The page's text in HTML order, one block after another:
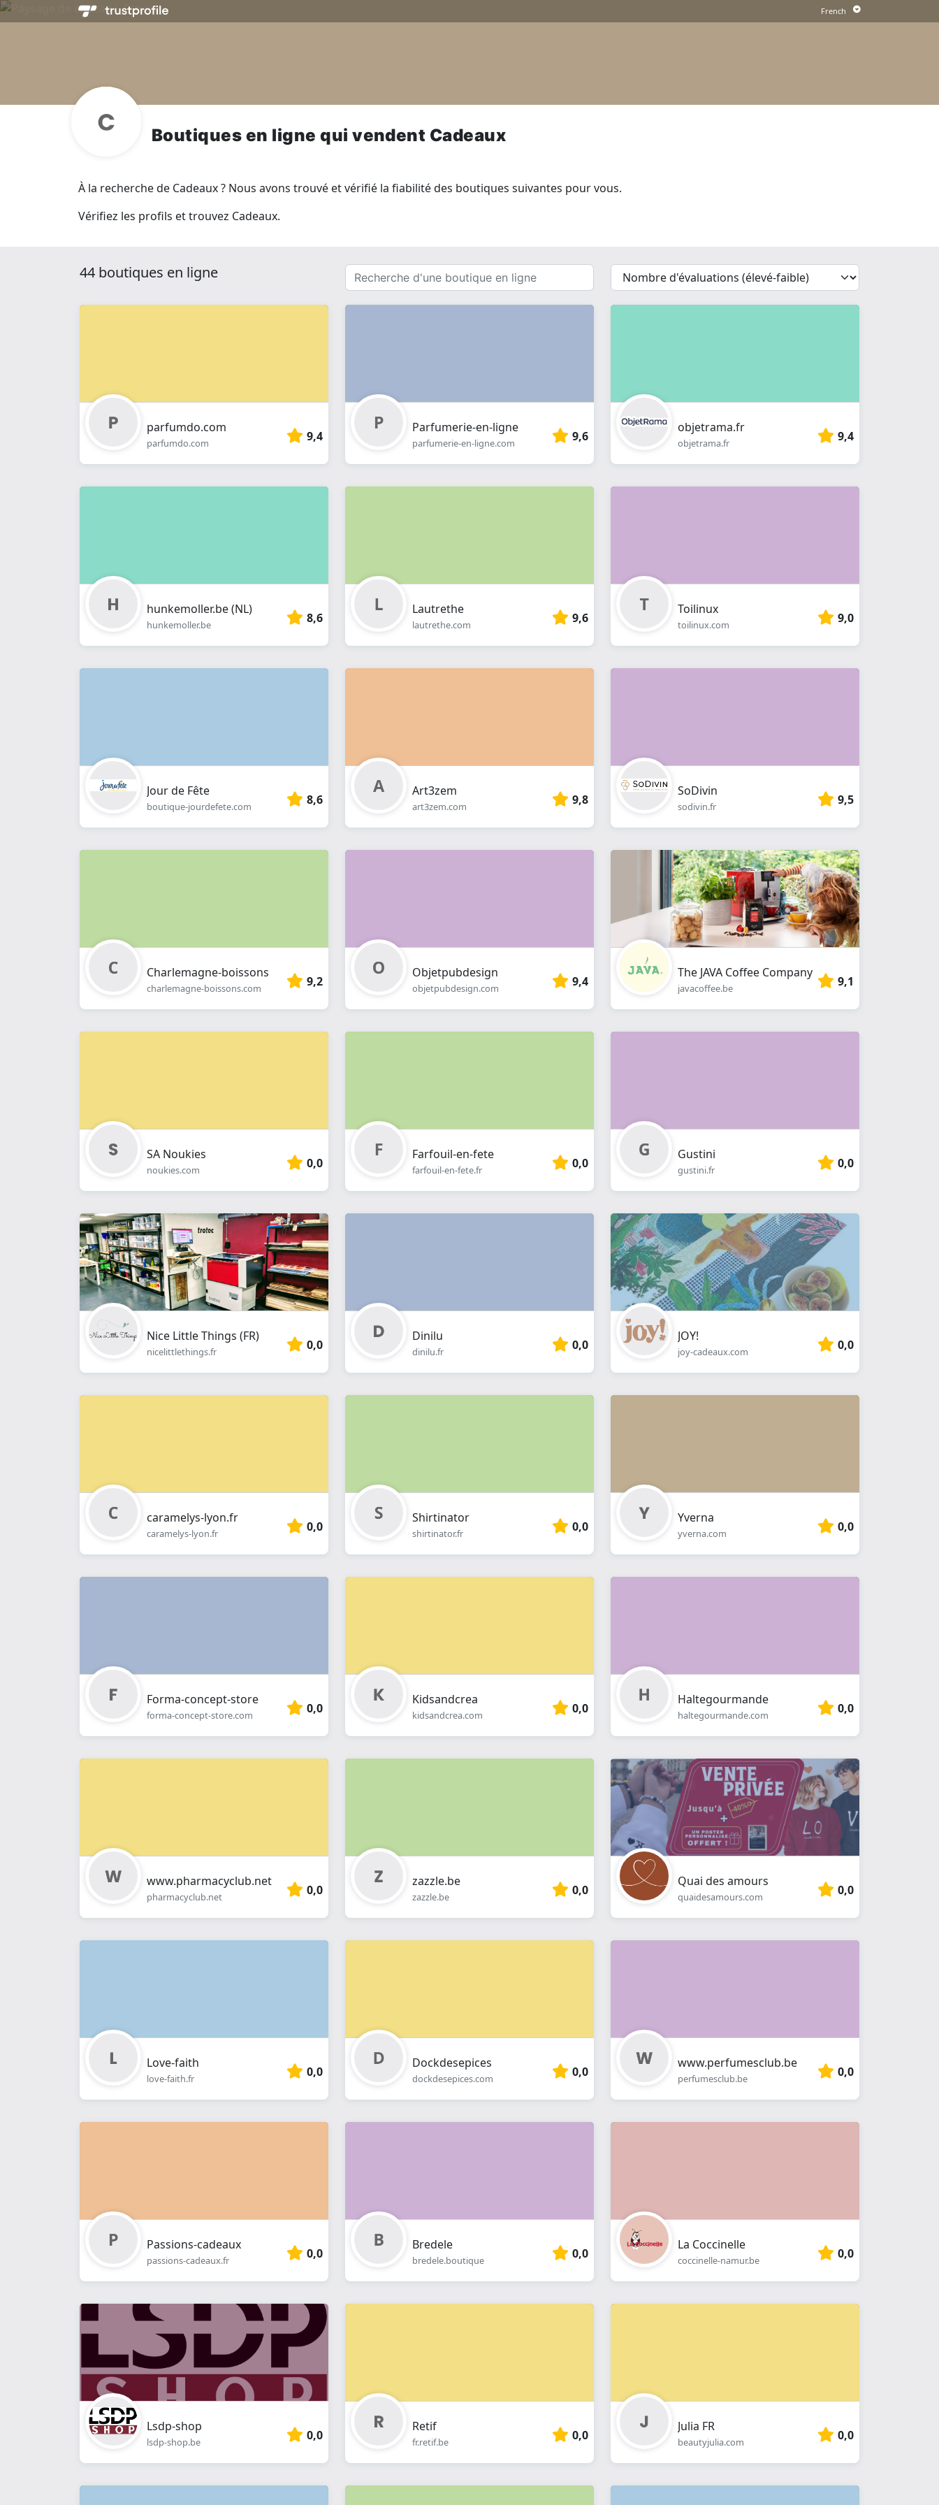
Boutiques en ligne qui vendent Cadeaux
À la recherche de Cadeaux ? Nous avons trouvé et vérifié la fiabilité des boutiques suivantes pour vous.
Vérifiez les profils et trouvez Cadeaux.
44 boutiques en ligne
Recherche
d'une
boutique
{{
__('Sort')
}}
parfumdo.com
parfumdo.com 9,4
Parfumerie-en-ligne
parfumerie-en-ligne.com 9,6
objetrama.fr
objetrama.fr 9,4
hunkemoller.be (NL)
hunkemoller.be 8,6
Lautrethe
lautrethe.com 9,6
Toilinux
toilinux.com 9,0
Jour de Fête
boutique-jourdefete.com 8,6
Art3zem
art3zem.com 9,8
SoDivin
sodivin.fr 9,5
Charlemagne-boissons
charlemagne-boissons.com 9,2
Objetpubdesign
objetpubdesign.com 9,4
The JAVA Coffee Company
javacoffee.be 9,1
SA Noukies
noukies.com 0,0
Farfouil-en-fete
farfouil-en-fete.fr 0,0
Gustini
gustini.fr 0,0
Nice Little Things (FR)
nicelittlethings.fr 0,0
Dinilu
dinilu.fr 0,0
JOY!
joy-cadeaux.com 0,0
caramelys-lyon.fr
caramelys-lyon.fr 0,0
Shirtinator
shirtinator.fr 0,0
Yverna
yverna.com 0,0
Forma-concept-store
forma-concept-store.com 0,0
Kidsandcrea
kidsandcrea.com 0,0
Haltegourmande
haltegourmande.com 0,0
www.pharmacyclub.net
pharmacyclub.net 0,0
zazzle.be
zazzle.be 0,0
Quai des amours
quaidesamours.com 0,0
Love-faith
love-faith.fr 0,0
Dockdesepices
dockdesepices.com 0,0
www.perfumesclub.be
perfumesclub.be 0,0
Passions-cadeaux
passions-cadeaux.fr 0,0
Bredele
bredele.boutique 0,0
La Coccinelle
coccinelle-namur.be 0,0
Lsdp-shop
lsdp-shop.be 0,0
Retif
fr.retif.be 0,0
Julia FR
beautyjulia.com 0,0